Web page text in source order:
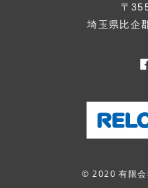
〒
埼玉県比企
© 2020 有限会